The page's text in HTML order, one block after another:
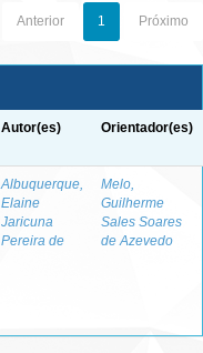
Anterior 1 Próximo
Autor(es) Orientador(es)
Albuquerque,
Elaine
Jaricuna
Pereira de
Melo,
Guilherme
Sales Soares
de Azevedo